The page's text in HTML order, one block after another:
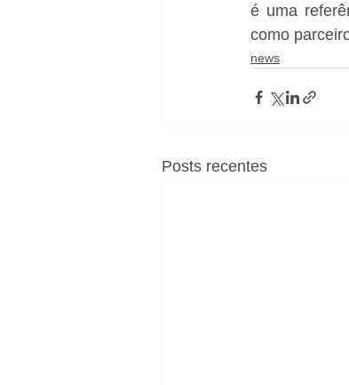
é uma
como
news
Posts recentes